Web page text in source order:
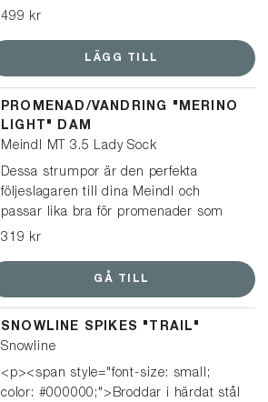
vårda Meindl-kängor och skor. Det här
i svart läder, och kan också användas
look.
499 kr
LÄGG TILL
PROMENAD/VANDRING "MERINO
LIGHT" DAM
Meindl MT 3.5 Lady Sock
Dessa strumpor är den perfekta
följeslagaren till dina Meindl och
passar lika bra för promenader som
vandringar. En multifunktionell och lätt
merinoull och syntetiskt garn, vilket
balanserat klimat i dina skor.
319 kr
GÅ TILL
SNOWLINE SPIKES "TRAIL"
Snowline
<p><span style="font-size: small;
color: #000000;">Broddar i härdat stål